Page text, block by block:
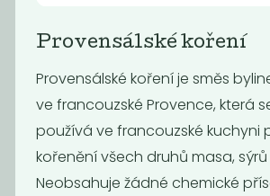
Provensálské koření
Provensálské koření je směs
ve francouzské Provence, která
používá ve francouzské kuchyni
kořenění všech druhů masa, sýrů
Neobsahuje žádné chemické